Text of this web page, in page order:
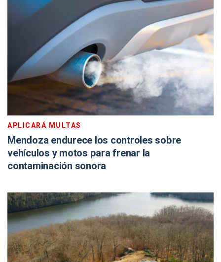
APLICARÁ MULTAS
Mendoza endurece los controles sobre
vehículos y motos para frenar la
contaminación sonora